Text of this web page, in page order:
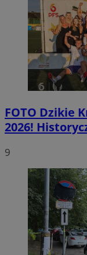
FOTO Dzikie
2026!
9